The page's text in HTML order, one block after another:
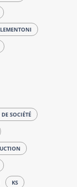
DE SOCIÉTÉ
KS